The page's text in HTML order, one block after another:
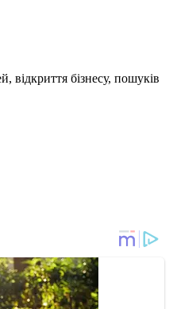
бізнесу, пошуків